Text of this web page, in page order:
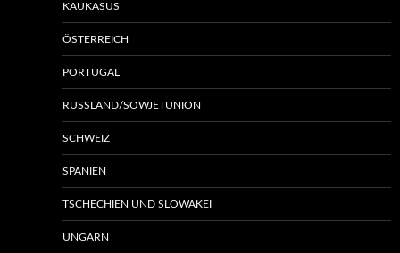
KAUKASUS
ÖSTERREICH
PORTUGAL
RUSSLAND/SOWJETUNION
SCHWEIZ
SPANIEN
TSCHECHIEN UND SLOWAKEI
UNGARN